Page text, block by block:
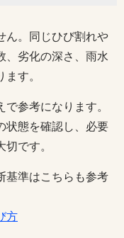
ん。同じひび割れや
、劣化の深さ、雨水
す。
参考になります。
状態を確認し、必要
です。
基準はこちらも参考
方